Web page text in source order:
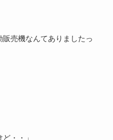
販売機なんてありましたっ
・・」